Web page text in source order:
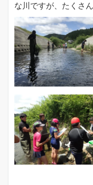
な川ですが、たくさ